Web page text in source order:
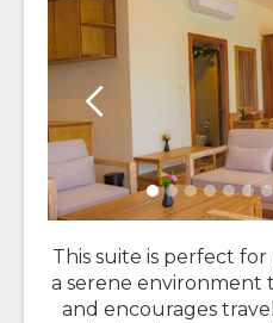
This suite is perfect
a serene environment
and encourages